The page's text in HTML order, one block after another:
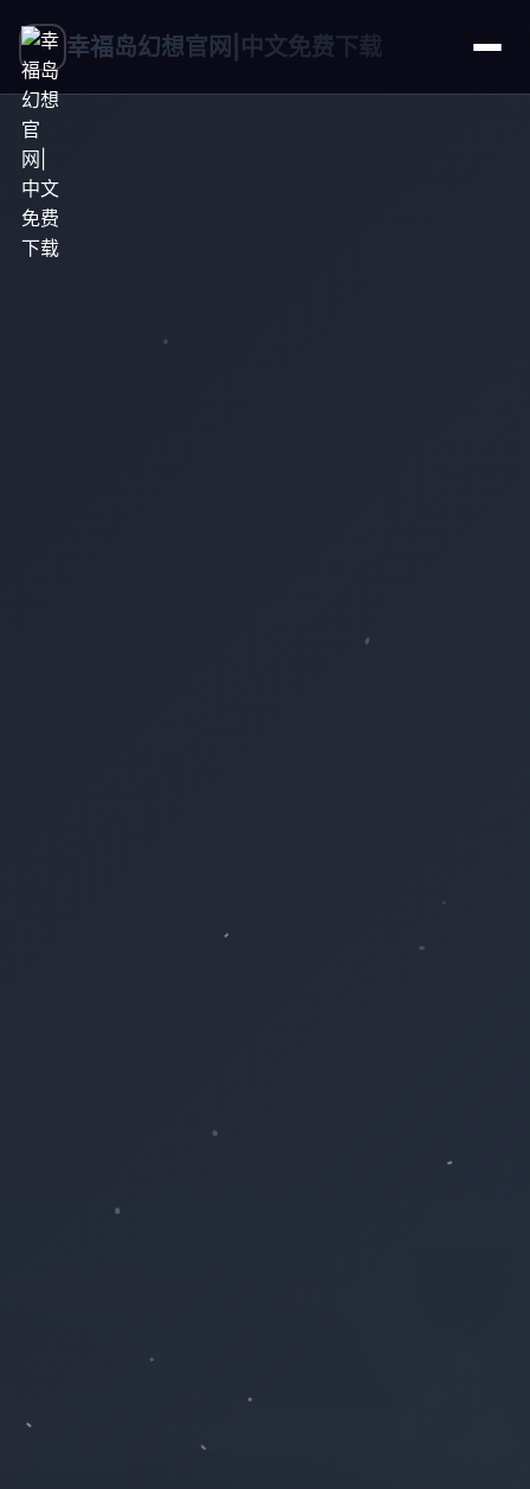
幸福岛幻想官网|中文免费下载